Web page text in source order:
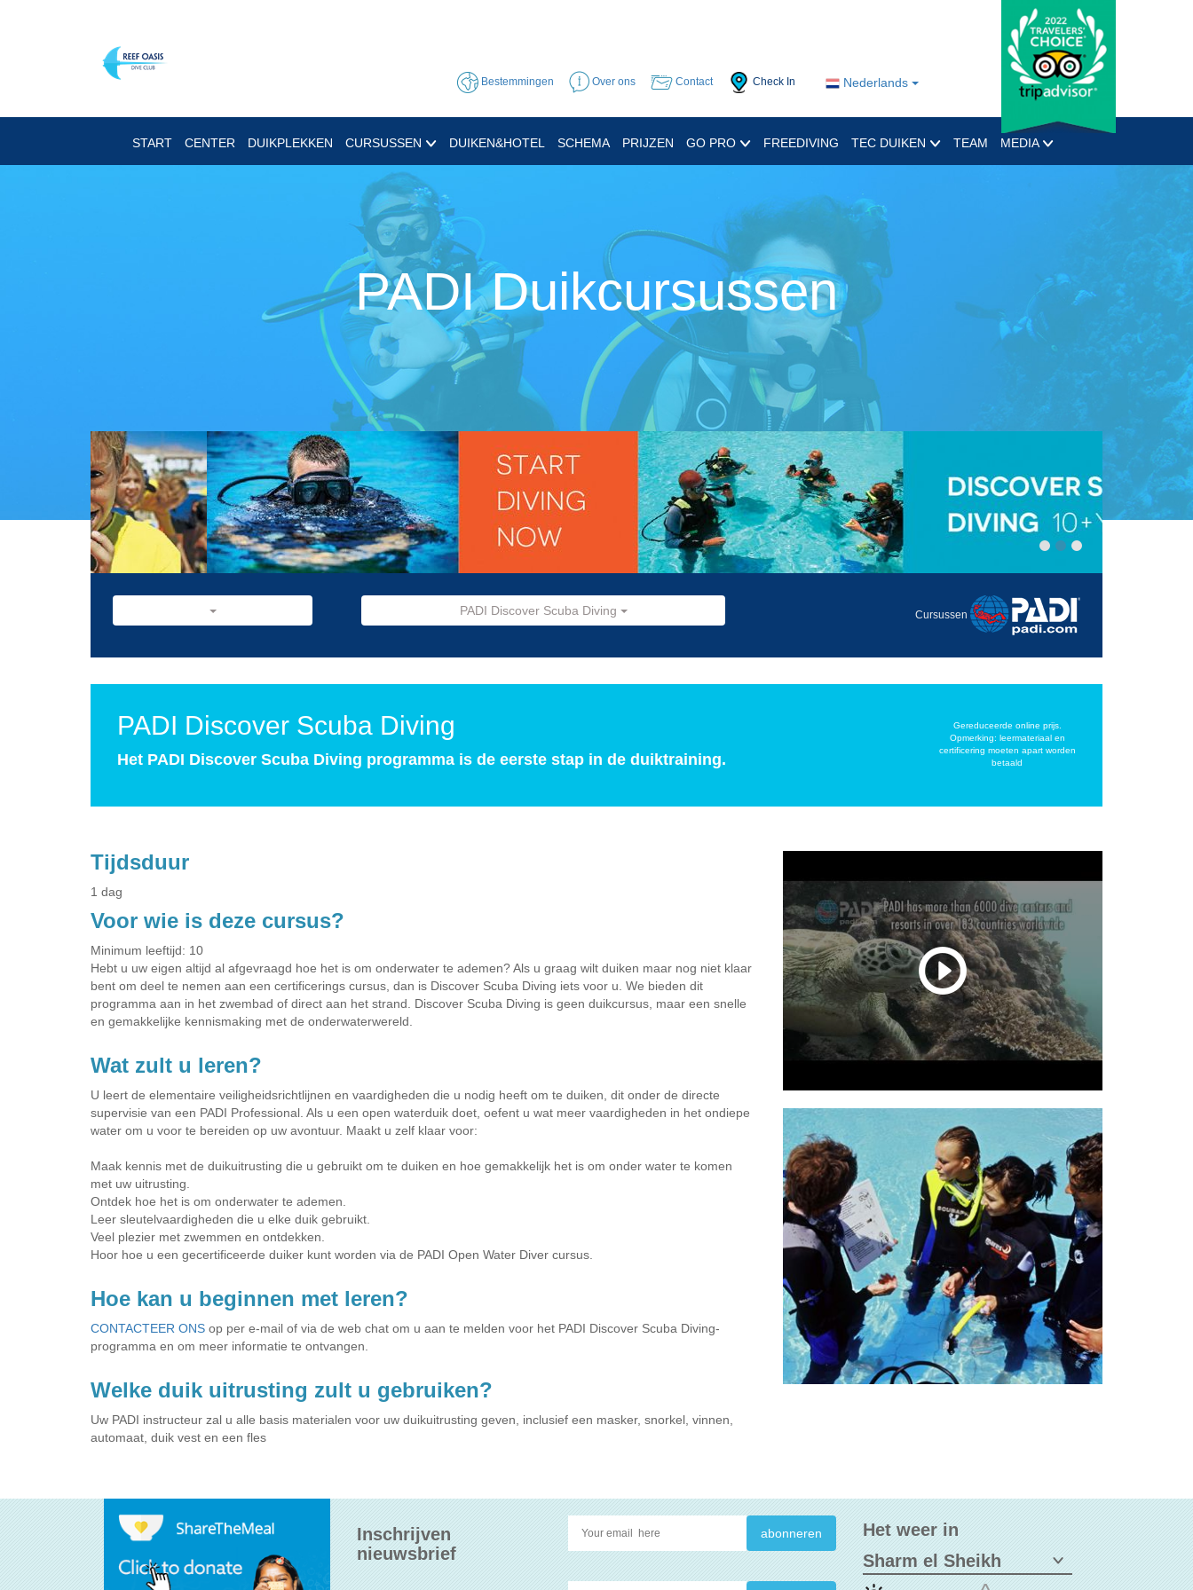
Nederlands
Bestemmingen Over ons Contact Check In
START CENTER DUIKPLEKKEN CURSUSSEN DUIKEN&HOTEL SCHEMA PRIJZEN GO PRO FREEDIVING TEC DUIKEN TEAM MEDIA
PADI Duikcursussen
PADI Discover Scuba Diving Cursussen
PADI Discover Scuba Diving
Het PADI Discover Scuba Diving programma is de eerste stap in de duiktraining.
Gereduceerde online prijs.
Opmerking: leermateriaal en
certificering moeten apart worden
betaald
Tijdsduur
1 dag
Voor wie is deze cursus?
Minimum leeftijd: 10
Hebt u uw eigen altijd al afgevraagd hoe het is om onderwater te ademen? Als u graag wilt duiken maar nog niet klaar
bent om deel te nemen aan een certificerings cursus, dan is Discover Scuba Diving iets voor u. We bieden dit
programma aan in het zwembad of direct aan het strand. Discover Scuba Diving is geen duikcursus, maar een snelle
en gemakkelijke kennismaking met de onderwaterwereld.
Wat zult u leren?
U leert de elementaire veiligheidsrichtlijnen en vaardigheden die u nodig heeft om te duiken, dit onder de directe
supervisie van een PADI Professional. Als u een open waterduik doet, oefent u wat meer vaardigheden in het ondiepe
water om u voor te bereiden op uw avontuur. Maakt u zelf klaar voor:
Maak kennis met de duikuitrusting die u gebruikt om te duiken en hoe gemakkelijk het is om onder water te komen
met uw uitrusting.
Ontdek hoe het is om onderwater te ademen.
Leer sleutelvaardigheden die u elke duik gebruikt.
Veel plezier met zwemmen en ontdekken.
Hoor hoe u een gecertificeerde duiker kunt worden via de PADI Open Water Diver cursus.
Hoe kan u beginnen met leren?
CONTACTEER ONS op per e-mail of via de web chat om u aan te melden voor het PADI Discover Scuba Diving-
programma en om meer informatie te ontvangen.
Welke duik uitrusting zult u gebruiken?
Uw PADI instructeur zal u alle basis materialen voor uw duikuitrusting geven, inclusief een masker, snorkel, vinnen,
automaat, duik vest en een fles
Inschrijven
nieuwsbrief
Het weer in